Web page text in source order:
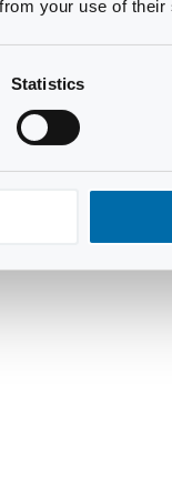
your use of
Statistics